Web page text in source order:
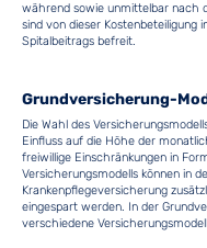
während sowie unmittelbar nach
sind von dieser Kostenbeteiligung
Spitalbeitrags befreit.
Grundversicherung-
Die Wahl des
Einfluss auf die Höhe der
freiwillige Einschränkungen in
Versicherungsmodells können in
Krankenpflegeversicherung
eingespart werden. In der
verschiedene